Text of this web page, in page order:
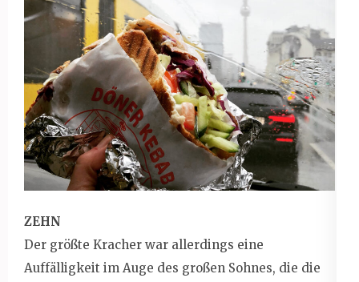
ZEHN
Der größte Kracher war allerdings eine
Auffälligkeit im Auge des großen Sohnes, die die